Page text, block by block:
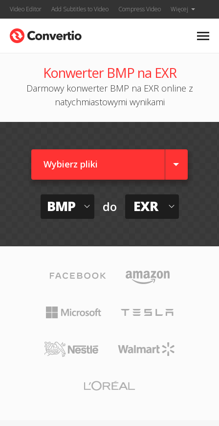
Video Editor Add Subtitles to Video Compress Video Więcej
Konwerter BMP na EXR
Darmowy konwerter BMP na EXR online z
natychmiastowymi wynikami
Wybierz pliki
BMP do EXR